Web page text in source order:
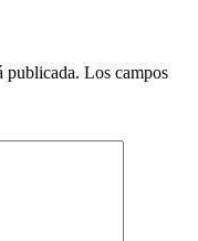
publicada. Los campos